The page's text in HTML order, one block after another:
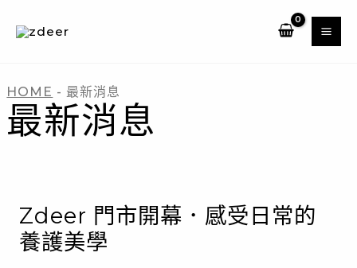
內
容
HOME - 最新消息
最新消息
Zdeer 門市開幕．感受日常的
養護美學
開
幕．
感
受